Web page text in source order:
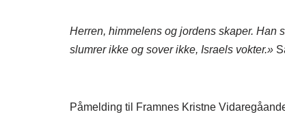
Herren, himmelens og jordens skaper. Han
slumrer ikke og sover ikke, Israels vokter.»
Påmelding til Framnes Kristne